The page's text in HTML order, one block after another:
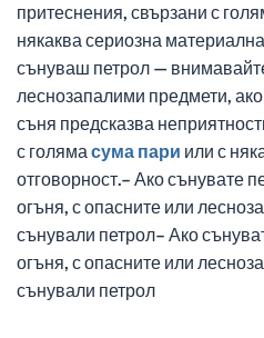
притеснения, свързани с
някаква сериозна
сънуваш петрол —
леснозапалими предмети,
съня предсказва
с голяма сума пари или с
отговорност.– Ако сънувате
огъня, с опасните или
сънували петрол– Ако
огъня, с опасните или
сънували петрол